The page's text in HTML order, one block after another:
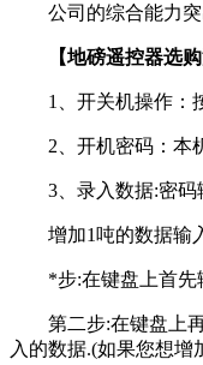
公司的综合能力突出
【地磅遥控器选
1、开关机操作：按
2、开机密码：本机
3、录入数据:密码输
增加1吨的数据输
*步:在键盘上首先输
第二步:在键盘上再
入的数据.(如果您想